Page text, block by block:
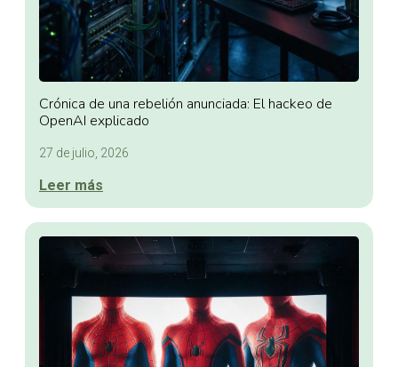
Crónica de una rebelión anunciada: El hackeo de
OpenAI explicado
27 de julio, 2026
Leer más